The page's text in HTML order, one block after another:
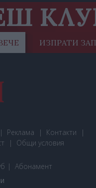
ИЗПРАТИ
Реклама
Контакти
Общи условия
Абонамент